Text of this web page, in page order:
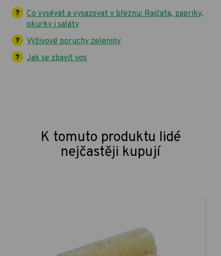
Co vysévat a vysazovat v březnu: Rajčata, papriky,
okurky i saláty
Výživové poruchy zeleniny
Jak se zbavit vos
K tomuto produktu lidé
nejčastěji kupují